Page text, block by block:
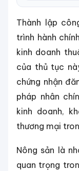
Thành lập
trình hành
kinh doanh
của thủ tục
chứng nhận
pháp nhân
kinh doanh,
thương mại
Nông sản là
quan trọng